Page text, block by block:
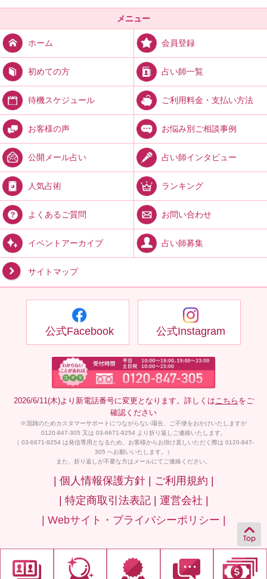
メニュー
ホーム 会員登録
初めての方 占い師一覧
待機スケジュール ご利用料金・支払い方法
お客様の声 お悩み別ご相談事例
公開メール占い 占い師インタビュー
人気占術 ランキング
よくあるご質問 お問い合わせ
イベントアーカイブ 占い師募集
サイトマップ
公式Facebook 公式Instagram
2026/6/11(木)より新電話番号に変更となります。詳しくはこちら をご
確認ください
※混雑のためカスタマーサポートにつながらない場合、ご不便をおかけいたしますが
0120-847-305 又は 03-6671-9254 より折り返しご連絡いたします。
（ 03-6671-9254 は発信専用となるため、お客様からお掛け直しいただく際は 0120-847-
305 へお願いいたします。）
また、折り返しが不要な方はメールにてご連絡ください。
| 個人情報保護方針 |
ご利用規約 |
| 特定商取引法表記 |
運営会社 |
| Webサイト・プライバシーポリシー |